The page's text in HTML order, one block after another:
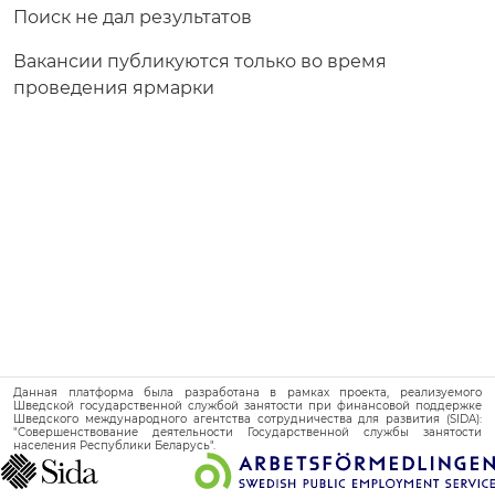
Поиск не дал результатов
Вакансии публикуются только во время
проведения ярмарки
Данная платформа была разработана в рамках проекта, реализуемого
Шведской государственной службой занятости при финансовой поддержке
Шведского международного агентства сотрудничества для развития (SIDA):
"Совершенствование деятельности Государственной службы занятости
населения Республики Беларусь".